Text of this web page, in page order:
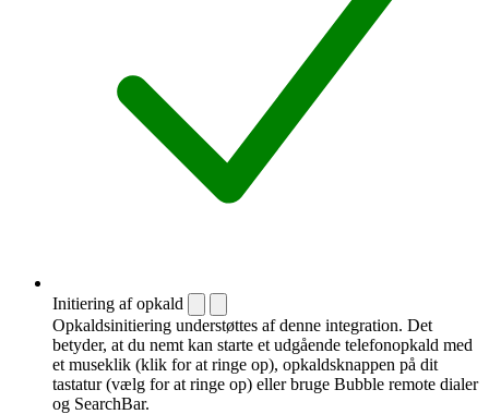
Initiering af opkald
Opkaldsinitiering understøttes af denne integration. Det
betyder, at du nemt kan starte et udgående telefonopkald med
et museklik (klik for at ringe op), opkaldsknappen på dit
tastatur (vælg for at ringe op) eller bruge Bubble remote dialer
og SearchBar.